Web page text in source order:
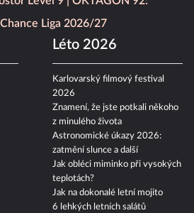
Chance Liga 2026/27
Léto 2026
Karlovarský filmový festival
2026
Znamení, že jste potkali někoho
z minulého života
Astronomické úkazy 2026:
zatmění slunce a další
Jak obléci miminko při vysokých
teplotách?
Jak na dokonalé letní mojito
6 lehkých letních salátů